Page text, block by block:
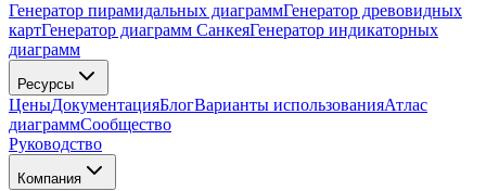
Генератор пирамидальных диаграммГенератор древовидных
картГенератор диаграмм СанкеяГенератор индикаторных
диаграмм
Ресурсы
ЦеныДокументацияБлогВарианты использованияАтлас
диаграммСообщество
Руководство
Компания